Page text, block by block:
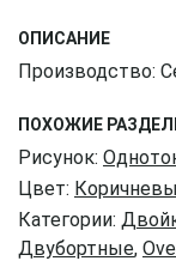
ОПИСАНИЕ
Производство:
ПОХОЖИЕ
Рисунок:
Цвет:
Категории:
Двубортные,